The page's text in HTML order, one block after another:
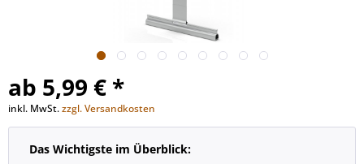
ab 5,99 € *
inkl. MwSt.zzgl. Versandkosten
Das Wichtigste im Überblick: